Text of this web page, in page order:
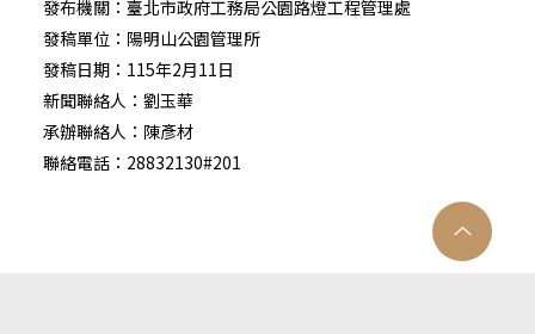
發布機關：臺北市政府工務局公園路燈工程管理處
發稿單位：陽明山公園管理所
發稿日期：115年2月11日
新聞聯絡人：劉玉華
承辦聯絡人：陳彥材
聯絡電話：28832130#201